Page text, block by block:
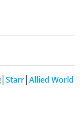
Starr Allied World